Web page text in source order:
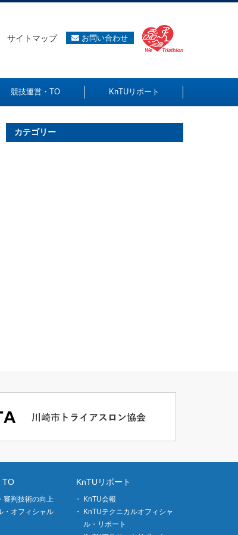
サイトマップ お問い合わせ
競技運営・TO KnTUリポート
カテゴリー
TO
審判技術の向上
・オフィシャル
KnTUリポート
KnTU会報
KnTUテクニカルオフィシャ
ル・リポート